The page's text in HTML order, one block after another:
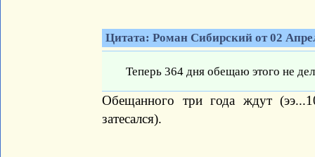
Цитата: Роман Сибирский от 02
Теперь 364 дня обещаю этого не
Обещанного три года ждут
затесался).